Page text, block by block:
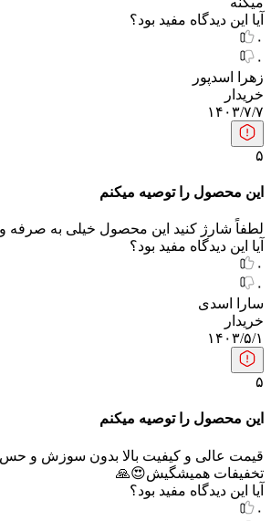
آیا این دیدگاه مفید بود؟
۰
۰
زهرا اسدپور
خریدار
۱۴۰۳/۷/۷
۵
این محصول را توصیه میکنم
لطفاً شارژ کنید این محصول خیلی به صرفه
آیا این دیدگاه مفید بود؟
۰
۰
سارا اسدی
خریدار
۱۴۰۳/۵/۱
۵
این محصول را توصیه میکنم
قیمت عالی و کیفیت بالا بدون سوزش و حس
تخفیفات همیشگیش😍🙏
آیا این دیدگاه مفید بود؟
۰